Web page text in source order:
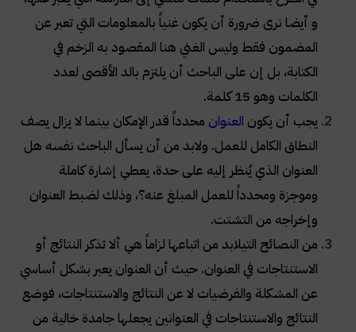
و أيضا نرى ضرورة أن يكون غنياً بالمعلومات التي تعبر عن
المضمون فقط وليس الغني هنا المقصود به الزخم في
الكتابة، بل إن على الباحث أن يلتزم بالد الأقصى لعدد
الكلمات وهو 15 كلمة
.
يجب أن يكون العنوان محدداً قدر الإمكان بينما لا يزال يصف
النطاق الكامل للعمل. ولابد من أن يسأل الباحث نفسه هل
العنوان الذي يُنظر إليه على حدة، يعطي إشارة كاملة
وموجزة ومحدداً للعمل المبلغ عنه؟، وذلك لضبط العنوان
وإخراجه من التشتت.
من النصائح التيلابد من اتباعها لزاماً هي ألا تذكر النتائج أو
الاستنتاجات في العنوان. حيث أن العنوان يعبر بشكل أساسي
عن المشكلة والفرضيات لا عن النتائج والاستنتاجات، فوضع
النتائج والاستنتاجات في العنوانين يجعلها جامدة خالية من